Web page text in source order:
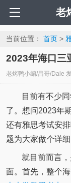
老
当前位置： 首页>
2023年海口三
老烤鸭小编/昌哥/Dale
目前有不少
了。想问2023年
还有雅思考试安
题为大家做个详细
就目前而言
面。首先，整个